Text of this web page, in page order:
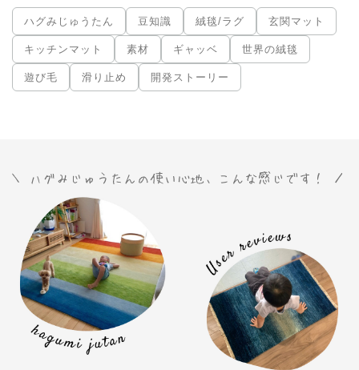
ハグみじゅうたん 豆知識 絨毯/ラグ 玄関マット
キッチンマット 素材 ギャッベ 世界の絨毯
遊び毛 滑り止め 開発ストーリー